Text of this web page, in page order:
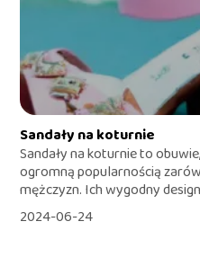
Sandały na koturnie
Sandały na koturnie to
ogromną popularnością
mężczyzn. Ich wygodny
2024-06-24